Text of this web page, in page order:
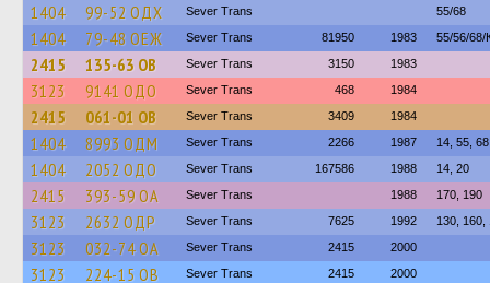
1404 99-52 ОДХ Sever Trans 55/68
1404 79-48 ОЕЖ Sever Trans 81950 1983 55/56/68/
2415 135-63 ОВ Sever Trans 3150 1983
3123 9141 ОДО Sever Trans 468 1984
2415 061-01 ОВ Sever Trans 3409 1984
1404 8993 ОДМ Sever Trans 2266 1987 14, 55,
1404 2052 ОДО Sever Trans 167586 1988 14, 20
2415 393-59 ОА Sever Trans 1988 170, 190
3123 2632 ОДР Sever Trans 7625 1992 130, 160,
3123 032-74 ОА Sever Trans 2415 2000
3123 224-15 ОВ Sever Trans 2415 2000